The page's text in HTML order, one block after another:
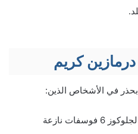
كريم
في الأشخاص الذين:
لديهم تاريخ من نقص إنزيم الجلوكوز 6 فوسفات نازعة